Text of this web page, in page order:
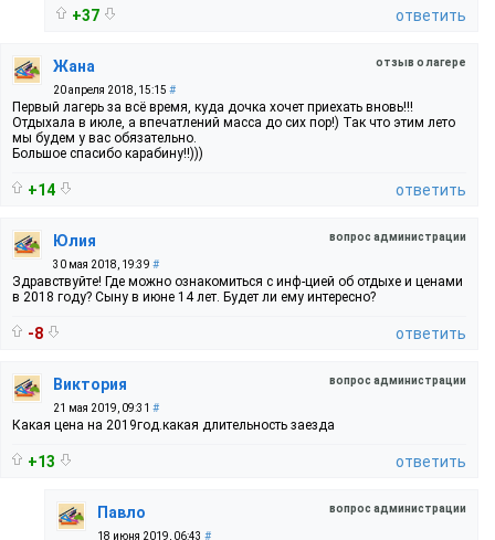
+37 ответить
отзыв о лагере
Жана
20 апреля 2018, 15:15 #
Первый лагерь за всё время, куда дочка хочет приехать вновь!!!
Отдыхала в июле, а впечатлений масса до сих пор!) Так что этим лето
мы будем у вас обязательно.
Большое спасибо карабину!!)))
+14 ответить
вопрос администрации
Юлия
30 мая 2018, 19:39 #
Здравствуйте! Где можно ознакомиться с инф-цией об отдыхе и ценами
в 2018 году? Сыну в июне 14 лет. Будет ли ему интересно?
-8 ответить
вопрос администрации
Виктория
21 мая 2019, 09:31 #
Какая цена на 2019год.какая длительность заезда
+13 ответить
вопрос администрации
Павло
18 июня 2019, 06:43 #